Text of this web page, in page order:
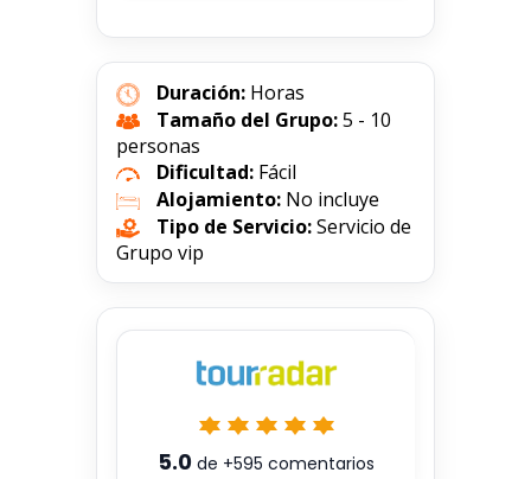
Duración: Horas
Tamaño del Grupo:5 - 10
personas
Dificultad: Fácil
Alojamiento: No incluye
Tipo de Servicio:Servicio de
Grupo vip
5.0 de +595 comentarios